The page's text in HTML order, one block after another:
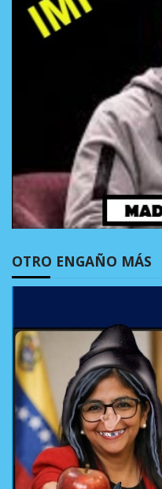
OTRO ENGAÑO MÁS